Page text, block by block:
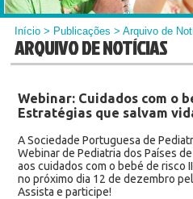
Início > Publicações > Arquivo de
ARQUIVO DE NOTÍCIAS
Webinar: Cuidados com o
Estratégias que salvam
A Sociedade Portuguesa de
Webinar de Pediatria dos Países
aos cuidados com o bebé de risco
no próximo dia 12 de dezembro
Assista e participe!